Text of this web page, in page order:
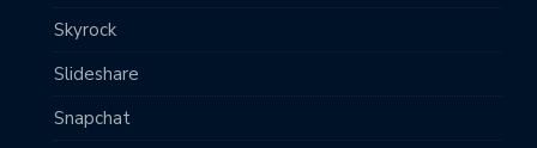
Skyrock
Slideshare
Snapchat